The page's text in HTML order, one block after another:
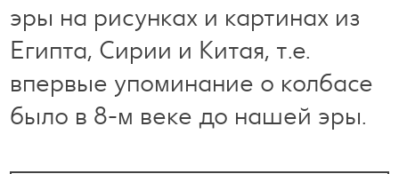
эры на рисунках и картинах из
Египта, Сирии и Китая, т.е.
впервые упоминание о колбасе
было в 8-м веке до нашей эры.